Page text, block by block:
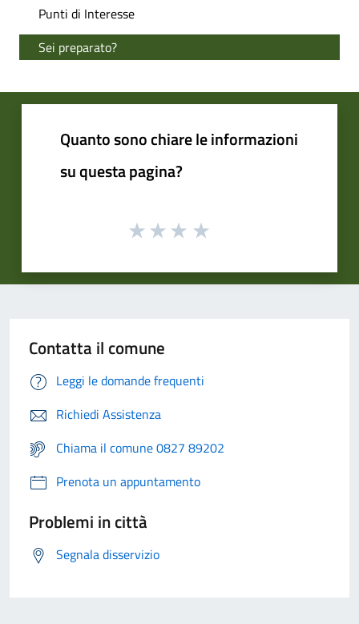
Punti di Interesse
Sei preparato?
Quanto sono chiare le informazioni
su questa pagina?
Contatta il comune
Leggi le domande frequenti
Richiedi Assistenza
Chiama il comune 0827 89202
Prenota un appuntamento
Problemi in città
Segnala disservizio